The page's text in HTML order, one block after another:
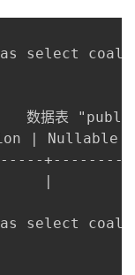
select
数据表
| Nullable
|
select